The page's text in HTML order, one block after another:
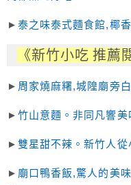
►泰之味泰式麵食館,椰
《新竹小吃 推薦
► 周家燒麻糬,城隍廟旁
►竹山意麵。非同凡響
►雙星甜不辣。新竹人
► 廟口鴨香飯,驚人的美